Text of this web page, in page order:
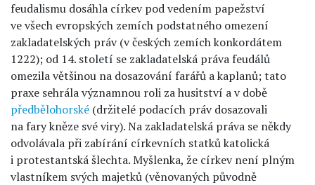
feudalismu dosáhla církev pod vedením papežství
ve všech evropských zemích podstatného omezení
zakladatelských práv (v českých zemích konkordátem
1222); od 14. století se zakladatelská práva feudálů
omezila většinou na dosazování farářů a kaplanů; tato
praxe sehrála významnou roli za husitství a v době
předbělohorské (držitelé podacích práv dosazovali
na fary kněze své viry). Na zakladatelská práva se někdy
odvolávala při zabírání církevních statků katolická
i protestantská šlechta. Myšlenka, že církev není plným
vlastníkem svých majetků (věnovaných původně